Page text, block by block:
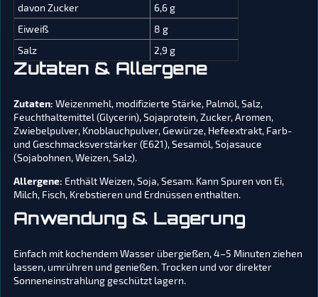
davon Zucker
6,6 g
Eiweiß
8 g
Salz
2,9 g
Zutaten & Allergene
Zutaten: Weizenmehl, modifizierte Stärke, Palmöl, Salz,
Feuchthaltemittel (Glycerin), Sojaprotein, Zucker, Aromen,
Zwiebelpulver, Knoblauchpulver, Gewürze, Hefeextrakt, Farb-
und Geschmacksverstärker (E621), Sesamöl, Sojasauce
(Sojabohnen, Weizen, Salz).
Allergene: Enthält Weizen, Soja, Sesam. Kann Spuren von Ei,
Milch, Fisch, Krebstieren und Erdnüssen enthalten.
Anwendung & Lagerung
Einfach mit kochendem Wasser übergießen, 4–5 Minuten ziehen
lassen, umrühren und genießen. Trocken und vor direkter
Sonneneinstrahlung geschützt lagern.